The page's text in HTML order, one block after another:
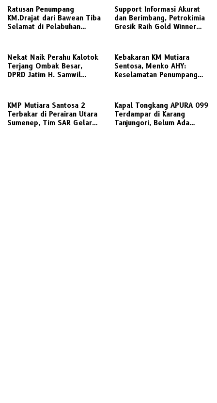
Ratusan Penumpang
KM.Drajat dari Bawean Tiba
Selamat di Pelabuhan
Support Informasi Akurat
dan Berimbang, Petrokimia
Gresik Raih Gold Winner
Nekat Naik Perahu Kalotok
Terjang Ombak Besar,
DPRD Jatim H. Samwil
Kebakaran KM Mutiara
Sentosa, Menko AHY:
Keselamatan Penumpang
KMP Mutiara Santosa 2
Terbakar di Perairan Utara
Sumenep, Tim SAR Gelar
Kapal Tongkang APURA 099
Terdampar di Karang
Tanjungori, Belum Ada